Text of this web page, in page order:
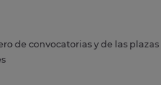
de convocatorias y de las